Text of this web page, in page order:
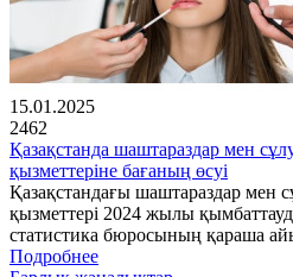
15.01.2025
2462
Қазақстанда шаштараздар мен
қызметтеріне бағаның өсуі
Қазақстандағы шаштараздар мен
қызметтері 2024 жылы
статистика бюросының қараша
Подробнее